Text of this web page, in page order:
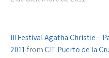
III Festival Agatha Christie –
2011fromCIT Puerto de la